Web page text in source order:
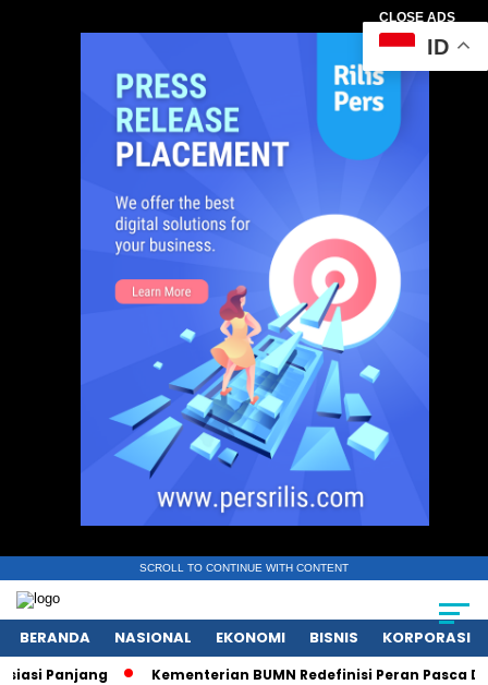
CLOSE ADS
SCROLL TO CONTINUE WITH CONTENT
BERANDA NASIONAL EKONOMI BISNIS KORPORASI
Panjang Kementerian BUMN Redefinisi Peran Pasca
ID